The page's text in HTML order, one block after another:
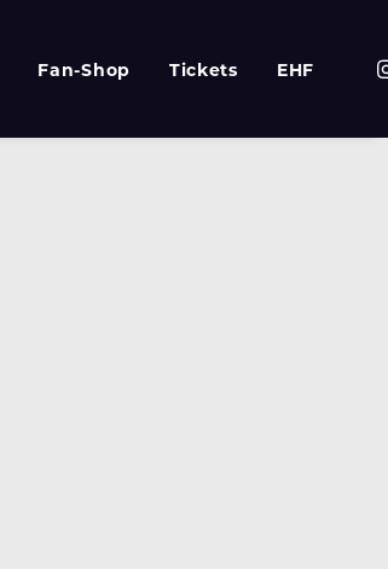
Fan-Shop Tickets EHF